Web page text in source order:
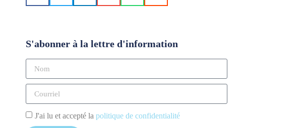
S'abonner à la lettre d'information
J'ai lu et accepté la politique de confidentialité